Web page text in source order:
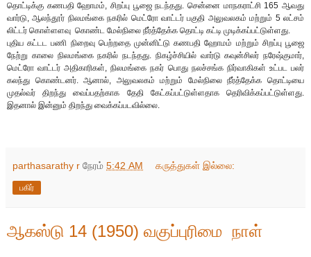
தொட்டிக்கு கணபதி ஹோமம், சிறப்பு பூஜை நடந்தது. சென்னை மாநகராட்சி 165 ஆவது
வார்டு, ஆலந்தூர் நிலமங்கை நகரில் மெட்ரோ வாட்டர் பகுதி அலுவலகம் மற்றும் 5 லட்சம்
லிட்டர் கொள்ளளவு கொண்ட மேல்நிலை நீர்த்தேக்க தொட்டி கட்டி முடிக்கப்பட்டுள்ளது.
புதிய கட்டட பணி நிறைவு பெற்றதை முன்னிட்டு கணபதி ஹோமம் மற்றும் சிறப்பு பூஜை
நேற்று காலை நிலமங்கை நகரில் நடந்தது. நிகழ்ச்சியில் வார்டு கவுன்சிலர் நரேஷ்குமார்,
மெட்ரோ வாட்டர் அதிகாரிகள், நிலமங்கை நகர் பொது நலச்சங்க நிர்வாகிகள் உட்பட பலர்
கலந்து கொண்டனர். ஆனால், அலுவலகம் மற்றும் மேல்நிலை நீர்த்தேக்க தொட்டியை
முதல்வர் திறந்து வைப்பதற்காக தேதி கேட்கப்பட்டுள்ளதாக தெரிவிக்கப்பட்டுள்ளது.
இதனால் இன்னும் திறந்து வைக்கப்படவில்லை.
parthasarathy r நேரம் 5:42 AM கருத்துகள் இல்லை:
பகிர்
ஆகஸ்டு 14 (1950) வகுப்புரிமை நாள்